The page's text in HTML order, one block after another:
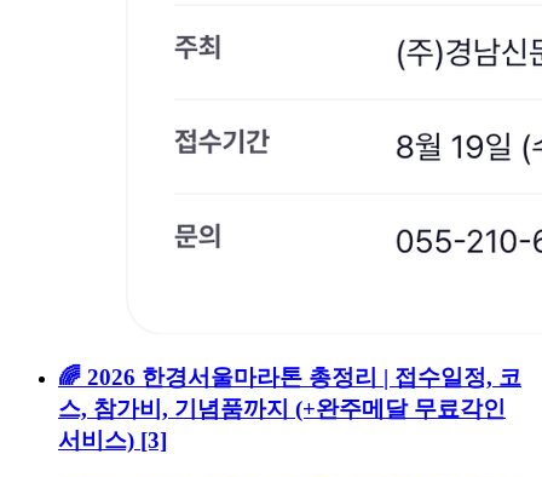
🌈 2026 한경서울마라톤 총정리 | 접수일정, 코
스, 참가비, 기념품까지 (+완주메달 무료각인
서비스) [3]